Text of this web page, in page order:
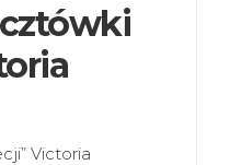
Victoria